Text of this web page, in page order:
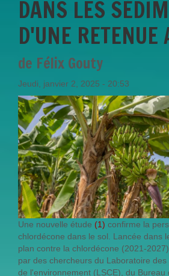
DANS LES
D'UNE RETENUE
de Félix Gouty
Jeudi, janvier 2, 2025 - 20:53
Une nouvelle étude (1) confirme la
chlordécone dans le sol. Lancée dans
plan contre la chlordécone (2021-
par des chercheurs du Laboratoire
de l'environnement (LSCE), du Bureau